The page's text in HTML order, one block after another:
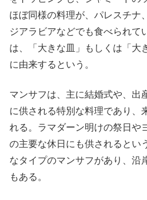
ほぼ同様の料理が、パレスチナ
ジアラビアなどでも食べられて
は、「大きな皿」もしくは「大
に由来するという。
マンサフは、主に結婚式や、出
に供される特別な料理であり、
れる。ラマダーン明けの祭日や
の主要な休日にも供されるとい
なタイプのマンサフがあり、沿
もある。